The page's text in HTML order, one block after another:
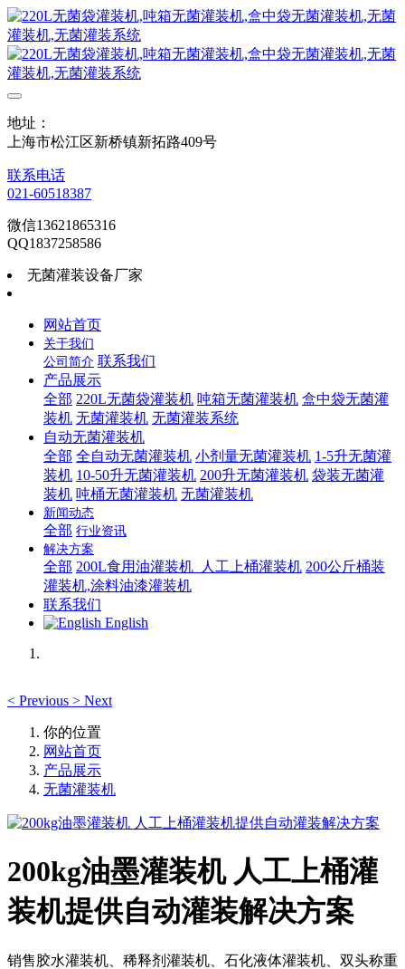
地址：
上海市松江区新桥镇新拓路409号
联系电话
021-60518387
微信13621865316
QQ1837258586
无菌灌装设备厂家
网站首页
关于我们
公司简介 联系我们
产品展示
全部 220L无菌袋灌装机 吨箱无菌灌装机 盒中袋无菌灌
装机 无菌灌装机 无菌灌装系统
自动无菌灌装机
全部 全自动无菌灌装机 小剂量无菌灌装机 1-5升无菌灌
装机 10-50升无菌灌装机 200升无菌灌装机 袋装无菌灌
装机 吨桶无菌灌装机 无菌灌装机
新闻动态
全部 行业资讯
解决方案
全部 200L食用油灌装机_人工上桶灌装机 200公斤桶装
灌装机,涂料油漆灌装机
联系我们
English
< Previous > Next
你的位置
网站首页
产品展示
无菌灌装机
200kg油墨灌装机 人工上桶灌
装机提供自动灌装解决方案
销售胶水灌装机、稀释剂灌装机、石化液体灌装机、双头称重